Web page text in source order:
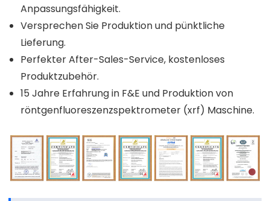
Anpassungsfähigkeit.
Versprechen Sie Produktion und pünktliche
Lieferung.
Perfekter After-Sales-Service, kostenloses
Produktzubehör.
15 Jahre Erfahrung in F&E und Produktion von
röntgenfluoreszenzspektrometer (xrf) Maschine.